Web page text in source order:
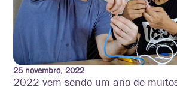
25 novembro, 2022
2022 vem sendo um ano de